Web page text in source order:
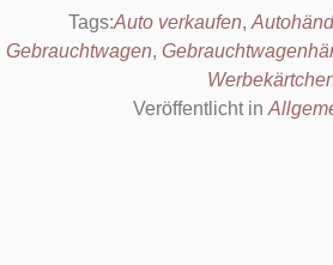
Tags:Auto verkaufen,
Gebrauchtwagen,
Veröffentlicht in